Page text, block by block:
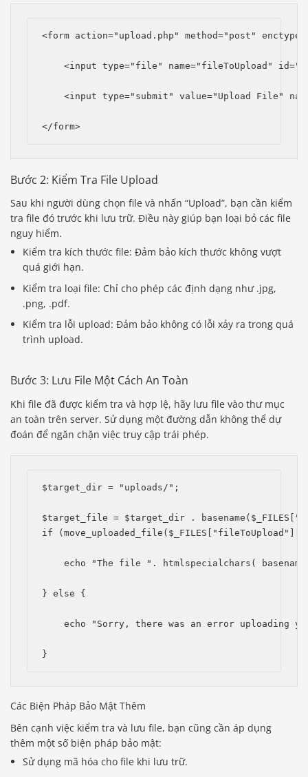
<form action="upload.php" method="post"
<input type="file" name="fileToUpload"
<input type="submit" value="Upload File"
</form>
Bước 2: Kiểm Tra File Upload
Sau khi người dùng chọn file và nhấn “Upload”, bạn cần kiểm
tra file đó trước khi lưu trữ. Điều này giúp bạn loại bỏ các file
nguy hiểm.
Kiểm tra kích thước file: Đảm bảo kích thước không vượt
quá giới hạn.
Kiểm tra loại file: Chỉ cho phép các định dạng như .jpg,
.png, .pdf.
Kiểm tra lỗi upload: Đảm bảo không có lỗi xảy ra trong quá
trình upload.
Bước 3: Lưu File Một Cách An Toàn
Khi file đã được kiểm tra và hợp lệ, hãy lưu file vào thư mục
an toàn trên server. Sử dụng một đường dẫn không thể dự
đoán để ngăn chặn việc truy cập trái phép.
$target_dir = "uploads/";
$target_file = $target_dir .
if
echo "The file ". htmlspecialchars(
} else {
echo "Sorry, there was an error uploading
}
Các Biện Pháp Bảo Mật Thêm
Bên cạnh việc kiểm tra và lưu file, bạn cũng cần áp dụng
thêm một số biện pháp bảo mật:
Sử dụng mã hóa cho file khi lưu trữ.